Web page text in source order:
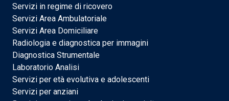
Servizi in regime di ricovero
Servizi Area Ambulatoriale
Servizi Area Domiciliare
Radiologia e diagnostica per immagini
Diagnostica Strumentale
Laboratorio Analisi
Servizi per età evolutiva e adolescenti
Servizi per anziani